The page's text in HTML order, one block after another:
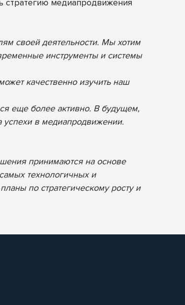
стратегию медиапродвижения
своей деятельности. Мы хотим
инструменты и системы
качественно изучить наш
еще более активно. В будущем,
успехи в медиапродвижении.
принимаются на основе
технологичных и
по стратегическому росту и